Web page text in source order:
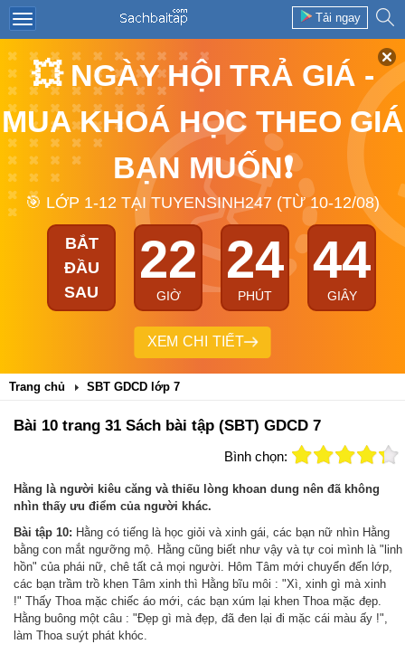
Tải ngay
💥 NGÀY HỘI TRẢ GIÁ -
MUA KHOÁ HỌC THEO GIÁ
BẠN MUỐN❗
🎯 LỚP 1-12 TẠI TUYENSINH247 (TỪ 10-12/08)
BẮT
ĐẦU
SAU
22
GIỜ
24
PHÚT
44
GIÂY
XEM CHI TIẾT
Trang chủ SBT GDCD lớp 7
Bài 10 trang 31 Sách bài tập (SBT) GDCD 7
Bình chọn:
Hằng là người kiêu căng và thiếu lòng khoan dung nên đã không
nhìn thấy ưu điểm của người khác.
Bài tập 10: Hằng có tiếng là học giỏi và xinh gái, các bạn nữ nhìn Hằng
bằng con mắt ngưỡng mộ. Hằng cũng biết như vậy và tự coi mình là "linh
hồn" của phái nữ, chê tất cả mọi người. Hôm Tâm mới chuyển đến lớp,
các bạn trầm trồ khen Tâm xinh thì Hằng bĩu môi : "Xì, xinh gì mà xinh
!" Thấy Thoa mặc chiếc áo mới, các bạn xúm lại khen Thoa mặc đẹp.
Hằng buông một câu : "Đẹp gì mà đẹp, đã đen lại đi mặc cái màu ấy !",
làm Thoa suýt phát khóc.